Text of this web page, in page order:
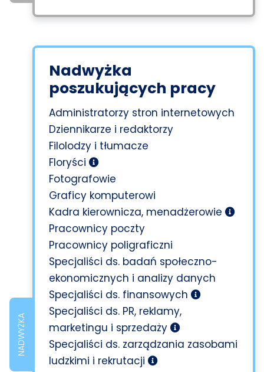
NADWYŻKA
Nadwyżka
poszukujących pracy
Administratorzy stron internetowych
Dziennikarze i redaktorzy
Filolodzy i tłumacze
Floryści
Fotografowie
Graficy komputerowi
Kadra kierownicza, menadżerowie
Pracownicy poczty
Pracownicy poligraficzni
Specjaliści ds. badań społeczno-
ekonomicznych i analizy danych
Specjaliści ds. finansowych
Specjaliści ds. PR, reklamy,
marketingu i sprzedaży
Specjaliści ds. zarządzania zasobami
ludzkimi i rekrutacji